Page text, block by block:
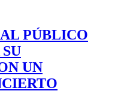
PÚBLICO
UN